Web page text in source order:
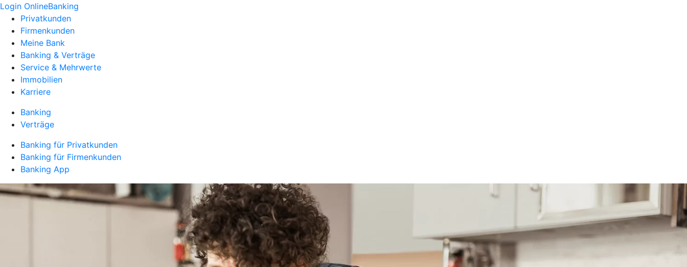
Login OnlineBanking
Privatkunden
Firmenkunden
Meine Bank
Banking & Verträge
Service & Mehrwerte
Immobilien
Karriere
Banking
Verträge
Banking für Privatkunden
Banking für Firmenkunden
Banking App